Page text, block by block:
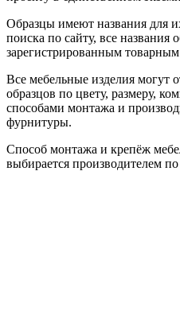
Образцы имеют названия для
поиска по сайту, все названия
зарегистрированным
Все мебельные изделия могут
образцов по цвету, размеру,
способами монтажа и
фурнитуры.
Способ монтажа и крепёж
выбирается производителем